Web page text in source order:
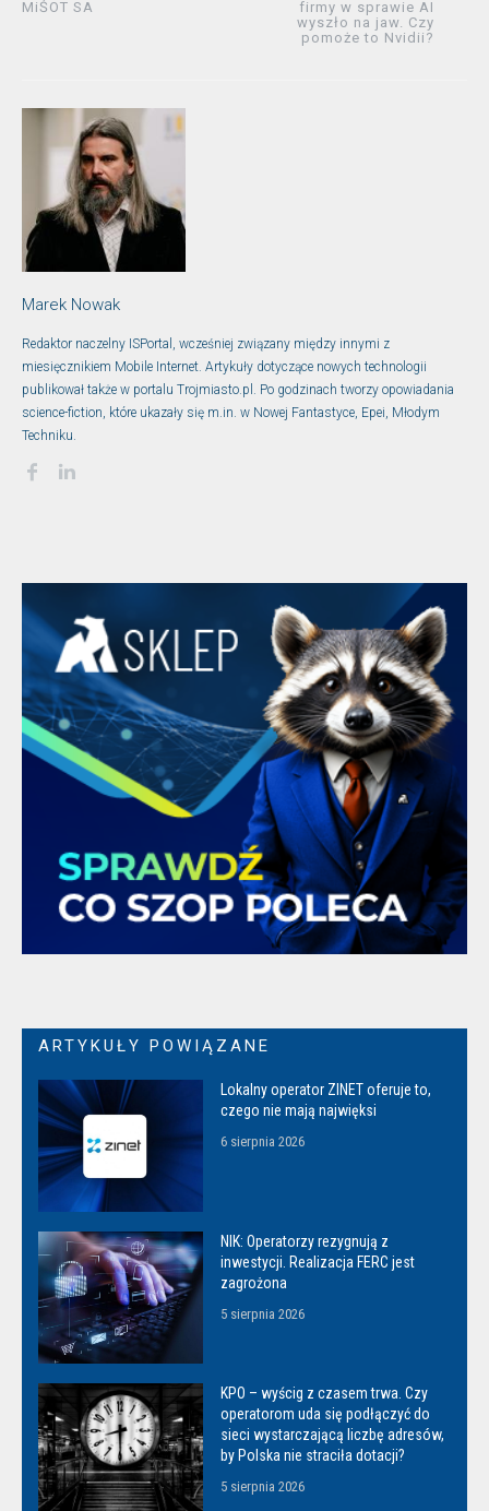
MiŚOT SA
firmy w sprawie AI
wyszło na jaw. Czy
pomoże to Nvidii?
Marek Nowak
Redaktor naczelny ISPortal, wcześniej związany między innymi z
miesięcznikiem Mobile Internet. Artykuły dotyczące nowych technologii
publikował także w portalu Trojmiasto.pl. Po godzinach tworzy opowiadania
science-fiction, które ukazały się m.in. w Nowej Fantastyce, Epei, Młodym
Techniku.
ARTYKUŁY POWIĄZANE
Lokalny operator ZINET oferuje to,
czego nie mają najwięksi
6 sierpnia 2026
NIK: Operatorzy rezygnują z
inwestycji. Realizacja FERC jest
zagrożona
5 sierpnia 2026
KPO – wyścig z czasem trwa. Czy
operatorom uda się podłączyć do
sieci wystarczającą liczbę adresów,
by Polska nie straciła dotacji?
5 sierpnia 2026